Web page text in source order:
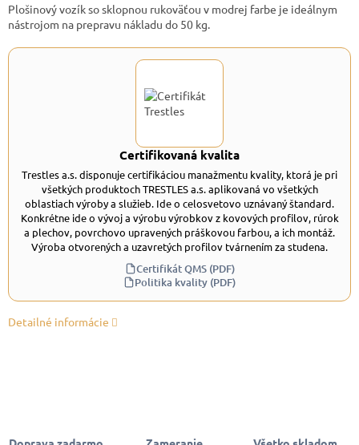
Plošinový vozík so sklopnou rukoväťou v modrej farbe je ideálnym
nástrojom na prepravu nákladu do 50 kg.
Certifikovaná kvalita
Trestles a.s. disponuje certifikáciou manažmentu kvality, ktorá je pri
všetkých produktoch TRESTLES a.s. aplikovaná vo všetkých
oblastiach výroby a služieb. Ide o celosvetovo uznávaný štandard.
Konkrétne ide o vývoj a výrobu výrobkov z kovových profilov, rúrok
a plechov, povrchovo upravených práškovou farbou, a ich montáž.
Výroba otvorených a uzavretých profilov tvárnením za studena.
Certifikát QMS (PDF)
Politika kvality (PDF)
Detailné informácie